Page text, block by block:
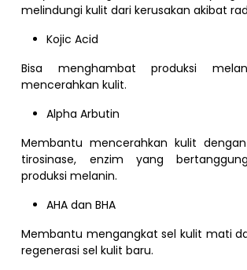
melindungi kulit dari kerusakan akibat
Kojic Acid
Bisa menghambat produksi
mencerahkan kulit.
Alpha Arbutin
Membantu mencerahkan kulit
tirosinase, enzim yang
produksi melanin.
AHA dan BHA
Membantu mengangkat sel kulit mati
regenerasi sel kulit baru.